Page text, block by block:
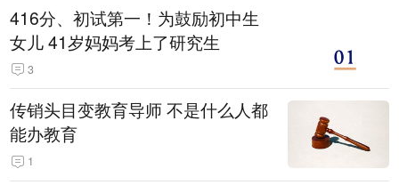
416分、初试第一！为鼓励初中生
女儿 41岁妈妈考上了研究生
3
传销头目变教育导师 不是什么人都
能办教育
1